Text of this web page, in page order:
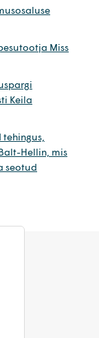
Miss
Keila
tehingus,
Hellin, mis
seotud